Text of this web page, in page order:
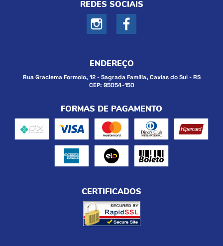
REDES SOCIAIS
ENDEREÇO
Rua Graciema Formolo, 12-Sagrada Família, Caxias do Sul-RS
CEP: 95054-150
FORMAS DE PAGAMENTO
CERTIFICADOS